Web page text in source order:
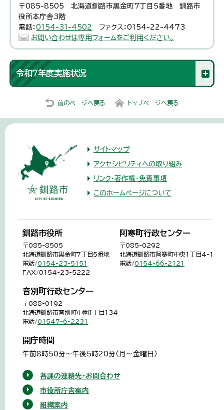
〒085-8505 北海道釧路市黒金町7丁目5番地 釧路市
役所本庁舎3階
電話：0154-31-4502
ファクス：0154-22-4473
お問い合わせは専用フォームをご利用ください。
令和7年度実施状況
前のページへ戻る トップページへ戻る
サイトマップ
アクセシビリティへの取り組み
リンク・著作権・免責事項
このホームページについて
釧路市役所
〒085-8505
北海道釧路市黒金町7丁目5番地
電話/0154-23-5151
FAX/0154-23-5222
阿寒町行政センター
〒085-0292
北海道釧路市阿寒町中央1丁目4-1
電話/0154-66-2121
音別町行政センター
〒088-0192
北海道釧路市音別町中園1丁目134
電話/01547-6-2231
開庁時間
午前8時50分～午後5時20分（月～金曜日）
各課の連絡先・お問合わせ
市役所庁舎案内
組織案内